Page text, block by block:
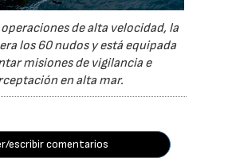
de alta velocidad, la
los 60 nudos y está equipada
misiones de vigilancia e
en alta mar.
escribir comentarios